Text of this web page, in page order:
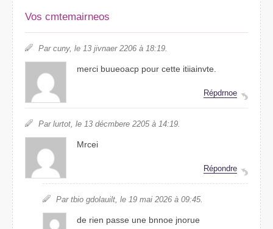
Vos cmmetroaiens
Par cuny, le 13 jivaner 2206 à 18:19.
mrcei buueaocp puor cette iitinviate.
Répnrode
Par lurtot, le 13 décmrbee 2025 à 14:19.
Mreci
Répdrnoe
Par tbio guloiladt, le 19 mai 2026 à 09:45.
de rien pssae une bnone jronue